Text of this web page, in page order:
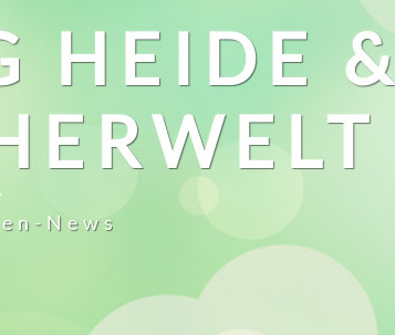
HEIDE &
News